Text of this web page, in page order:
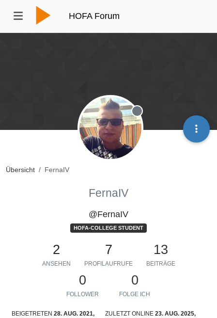
HOFA Forum
Übersicht FernaIV
Offline
FernaIV
@FernaIV
HOFA-COLLEGE STUDENT
2
ANSEHEN
7
PROFILAUFRUFE
13
BEITRÄGE
0
FOLLOWER
0
FOLGE ICH
BEIGETRETEN 28. AUG. 2021,
ZULETZT ONLINE 23. AUG. 2025,